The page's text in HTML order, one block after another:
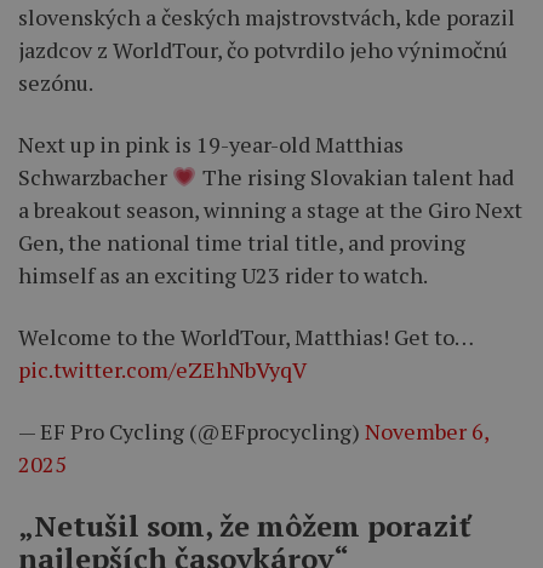
slovenských a českých majstrovstvách, kde porazil
jazdcov z WorldTour, čo potvrdilo jeho výnimočnú
sezónu.
Next up in pink is 19-year-old Matthias
Schwarzbacher
The rising Slovakian talent had
a breakout season, winning a stage at the Giro Next
Gen, the national time trial title, and proving
himself as an exciting U23 rider to watch.
Welcome to the WorldTour, Matthias! Get to…
pic.twitter.com/eZEhNbVyqV
— EF Pro Cycling (@EFprocycling) November 6,
2025
„Netušil som, že môžem poraziť
najlepších časovkárov“